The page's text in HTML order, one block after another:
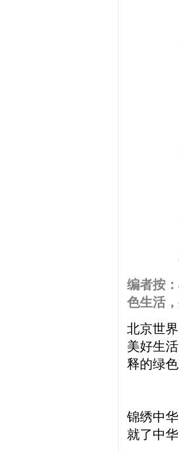
编者按
色生活
北京世
美好生
释的绿
锦绣中
就了中